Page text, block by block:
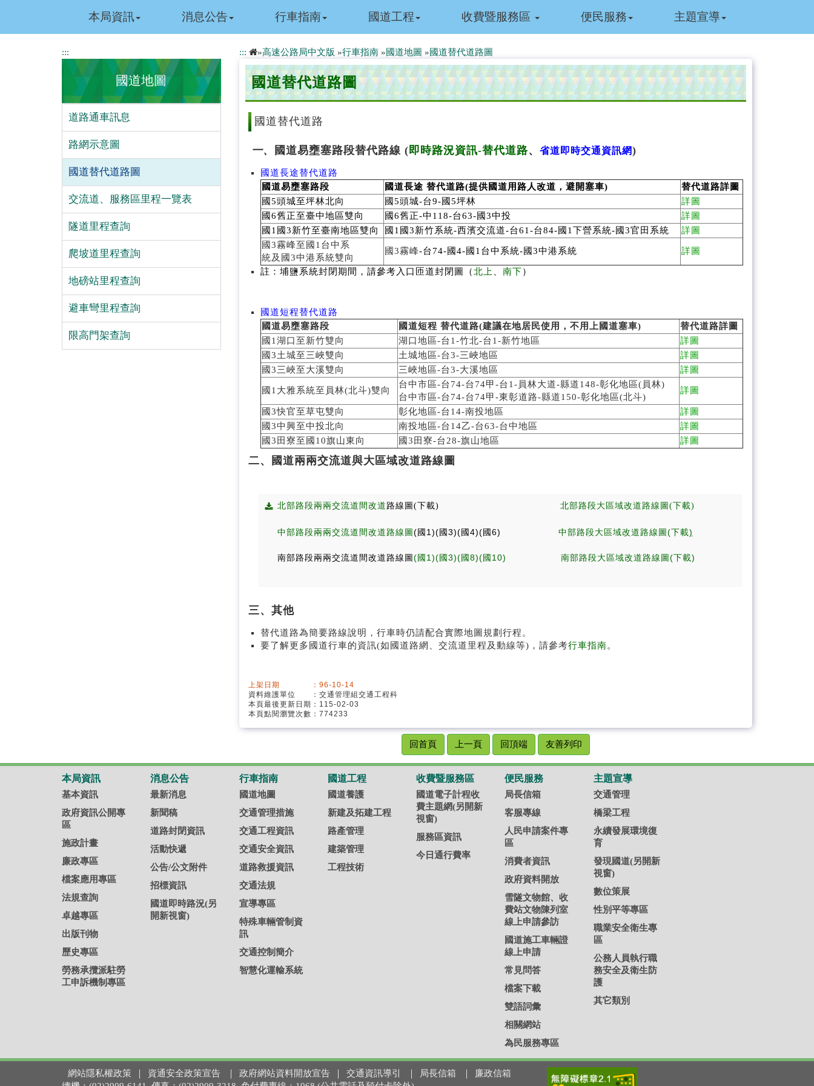
本局資訊 消息公告 行車指南 國道工程 收費暨服務區 便民服務 主題宣導
:::
國道地圖
道路通車訊息
路網示意圖
國道替代道路圖
交流道、服務區里程一覽表
隧道里程查詢
爬坡道里程查詢
地磅站里程查詢
避車彎里程查詢
限高門架查詢
::: »高速公路局中文版 »行車指南»國道地圖 »國道替代道路圖
國道替代道路圖
國道替代道路
一、 國道易壅塞路段替代路線 (即時路況資訊-替代道路、 省道即時交通資訊網)
國道長途替代道路
國道易壅塞路段
國道長途 替代道路(提供國道用路人改道，避開塞車)
替代道路詳圖
國5頭城至坪林北向
國5頭城-台9-國5坪林
詳圖
國6舊正至臺中地區雙向
國6舊正-中118-台63-國3中投
詳圖
國1國3新竹至臺南地區雙向
國1國3新竹系統-西濱交流道-台61-台84-國1下營系統-國3官田系統
詳圖
國3霧峰至國1台中系
統及國3中港系統雙向
國3霧峰-台74-國4-國1台中系統-國3中港系統 詳圖
註：埔鹽系統封閉期間，請參考入口匝道封閉圖（北上 南下）
國道短程替代道路
國道易壅塞路段
國道短程 替代道路(建議在地居民使用，不用上國道塞車)
替代道路詳圖
國1湖口至新竹雙向
湖口地區-台1-竹北-台1-新竹地區
詳圖
國3土城至三峽雙向
土城地區-台3-三峽地區
詳圖
國3三峽至大溪雙向
三峽地區-台3-大溪地區 詳圖
國1大雅系統至員林(北斗)雙向
台中市區-台74-台74甲-台1-員林大道-縣道148-彰化地區(員林)
台中市區-台74-台74甲-東彰道路-縣道150-彰化地區(北斗)
詳圖
國3快官至草屯雙向 彰化地區-台14-南投地區
詳圖
國3中興至中投北向
南投地區-台14乙-台63-台中地區
詳圖
國3田寮至國10旗山東向
國3田寮-台28-旗山地區 詳圖
二、國道兩兩交流道與大區域改道路線圖
北部路段兩兩交流道間改道 路線圖(下載) 北部路段大區域改道路線圖(下載)
中部路段兩兩交流道間改道路線圖(國1)(國3)(國4)(國6) 中部路段大區域改道路線圖(下載)
南部路段兩兩交流道間改道路線圖(國1 )(國3)(國8)(國10) 南部路段大區域改道路線圖(下載)
三、其他
替代道路為簡要路線說明，行車時仍請配合實際地圖規劃行程。
要了解更多國道行車的資訊(如國道路網、交流道里程及動線等)，請參考行車指南。
上架日期 ：96-10-14
資料維護單位 ：交通管理組交通工程科
本頁最後更新日期：115-02-03
本頁點閱瀏覽次數：774233
回首頁 上一頁 回頂端 友善列印
本局資訊
基本資訊
政府資訊公開專
區
施政計畫
廉政專區
檔案應用專區
法規查詢
卓越專區
出版刊物
歷史專區
勞務承攬派駐勞
工申訴機制專區
消息公告
最新消息
新聞稿
道路封閉資訊
活動快遞
公告/公文附件
招標資訊
國道即時路況(另
開新視窗)
行車指南
國道地圖
交通管理措施
交通工程資訊
交通安全資訊
道路救援資訊
交通法規
宣導專區
特殊車輛管制資
訊
交通控制簡介
智慧化運輸系統
國道工程
國道養護
新建及拓建工程
路產管理
建築管理
工程技術
收費暨服務區
國道電子計程收
費主題網(另開新
視窗)
服務區資訊
今日通行費率
便民服務
局長信箱
客服專線
人民申請案件專
區
消費者資訊
政府資料開放
雪隧文物館、收
費站文物陳列室
線上申請參訪
國道施工車輛證
線上申請
常見問答
檔案下載
雙語詞彙
相關網站
為民服務專區
主題宣導
交通管理
橋梁工程
永續發展環境復
育
發現國道(另開新
視窗)
數位策展
性別平等專區
職業安全衛生專
區
公務人員執行職
務安全及衛生防
護
其它類別
網站隱私權政策 資通安全政策宣告 政府網站資料開放宣告 交通資訊導引 局長信箱
廉政信箱